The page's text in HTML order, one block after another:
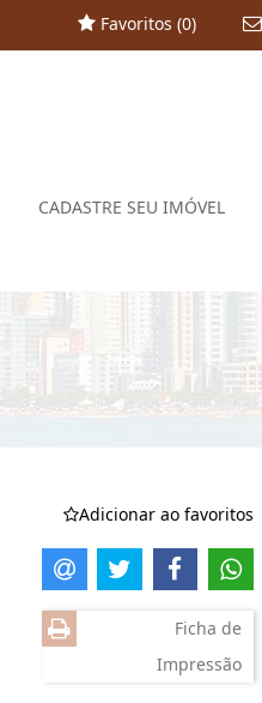
Favoritos (0)
CADASTRE SEU IMÓVEL
Adicionar ao favoritos
Ficha de
Impressão